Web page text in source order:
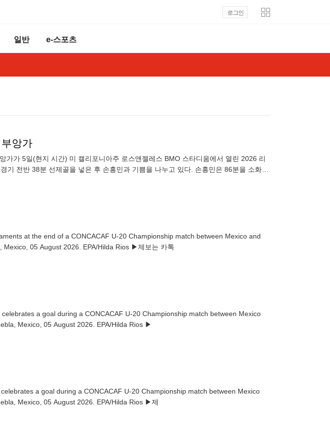
로그인
일반 e-스포츠
앙가
가가 5일(현지 시간) 미 캘리포니아주 로스앤젤레스 BMO 스타디움에서 열린 2026 리
기 전반 38분 선제골을 넣은 후 손흥민과 기쁨을 나누고 있다. 손흥민은 86분을 소화하
at the end of a CONCACAF U-20 Championship match between Mexico and
Panama at Cuauhtemoc Stadium in Puebla, Mexico, 05 August 2026. EPA/Hilda Rios ▶제보는 카톡
a goal during a CONCACAF U-20 Championship match between Mexico
and Panama at Cuauhtemoc Stadium in Puebla, Mexico, 05 August 2026. EPA/Hilda Rios ▶
a goal during a CONCACAF U-20 Championship match between Mexico
and Panama at Cuauhtemoc Stadium in Puebla, Mexico, 05 August 2026. EPA/Hilda Rios ▶제